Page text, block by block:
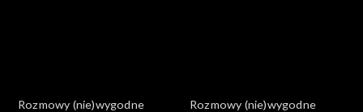
Rozmowy (nie)wygodne
Rozmowy (nie)wygodne